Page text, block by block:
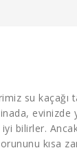
su kaçağı
evinizde
bilirler.
kısa